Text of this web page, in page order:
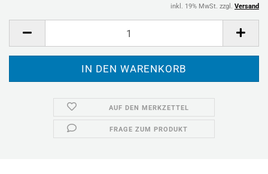
inkl. 19% MwSt. zzgl. Versand
AUF DEN MERKZETTEL
FRAGE ZUM PRODUKT